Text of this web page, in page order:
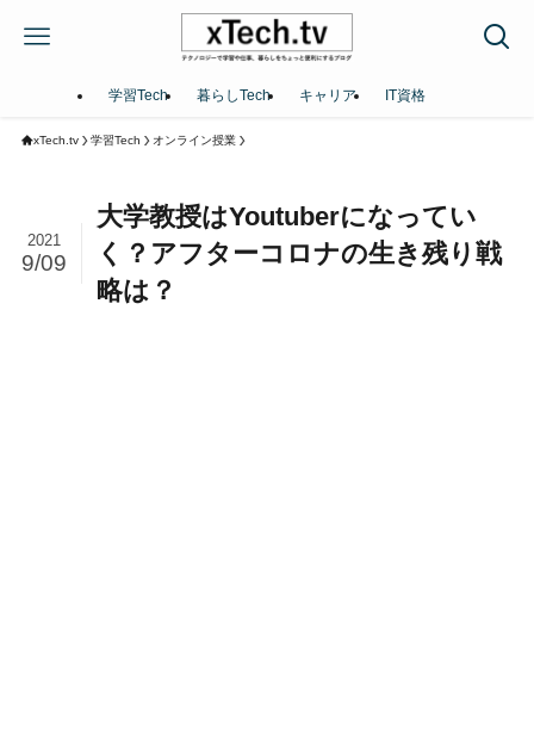
学習Tech 暮らしTech キャリア IT資格
xTech.tv 学習Tech オンライン授業
大学教授はYoutuberになってい
く？アフターコロナの生き残り戦
略は？
2021
9/09